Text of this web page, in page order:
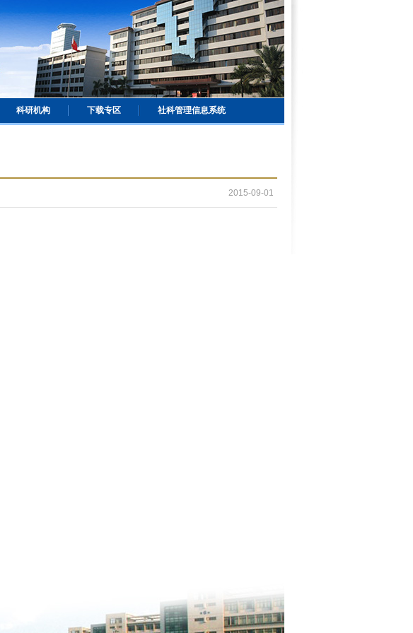
科研机构 下载专区 社科管理信息系统
2015-09-01